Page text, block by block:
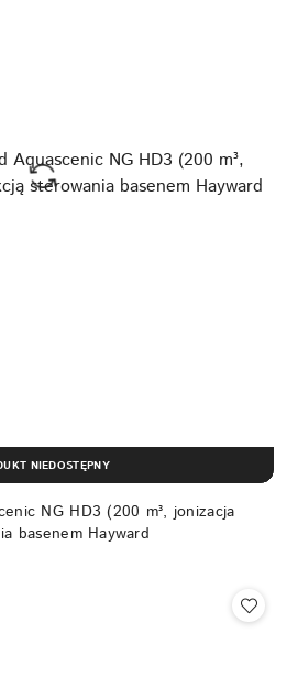
NG HD3 (200 m³, jonizacja
basenem Hayward
NIEDOSTĘPNY